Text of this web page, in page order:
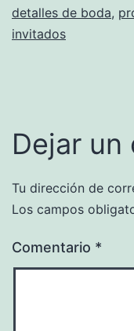
detalles de boda,
invitados
Dejar un
Tu dirección de
Los campos
Comentario *